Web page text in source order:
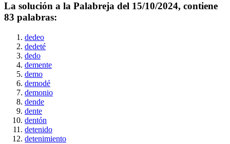
La solución a la Palabreja del 15/10/2024, contiene
83 palabras:
dedeo
dedeté
dedo
demente
demo
demodé
demonio
dende
dente
dentón
detenido
detenimiento